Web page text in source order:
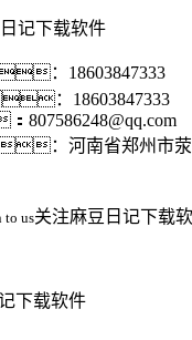
记下载软件
：18603847333
：18603847333
807586248@qq.com
：河南省郑州市荥
to us关注麻豆日记下载
下载软件